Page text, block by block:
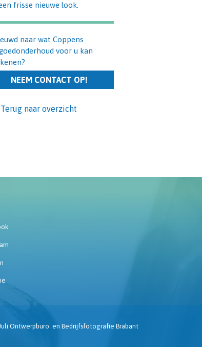
frisse nieuwe look.
naar wat Coppens
voor u kan
NEEM CONTACT OP!
Terug naar overzicht
Juli Ontwerpburo en Bedrijfsfotografie Brabant